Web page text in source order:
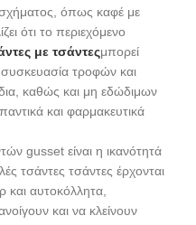
σχήματος, όπως καφέ με
ότι το περιεχόμενο
με τσάντεςμπορεί
συσκευασία τροφών και
καθώς και μη εδώδιμων
και φαρμακευτικά
gusset είναι η ικανότητά
τσάντες τσάντες έρχονται
και αυτοκόλλητα,
και να κλείνουν